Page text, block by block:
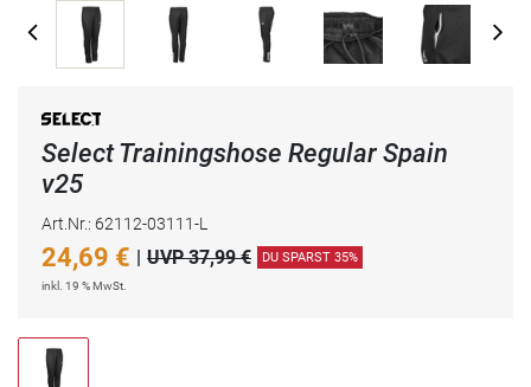
Select Trainingshose Regular Spain
v25
Art.Nr.: 62112-03111-L
24,69 € | UVP 37,99 € DU SPARST 35%
inkl. 19 % MwSt.